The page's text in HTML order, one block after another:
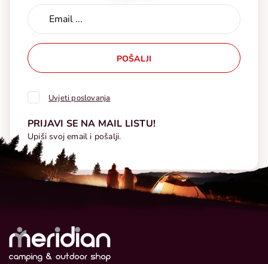
POŠALJI
Uvjeti poslovanja
PRIJAVI SE NA MAIL LISTU!
Upiši svoj email i pošalji.